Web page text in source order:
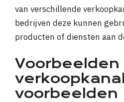
van verschillende
bedrijven deze kunnen
producten of diensten aan
Voorbeelden
voorbeelden